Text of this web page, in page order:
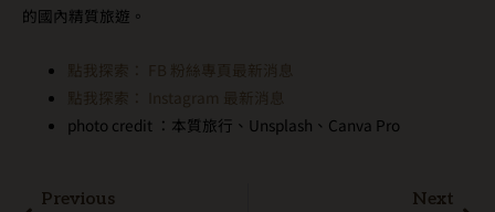
的國內精質旅遊。
點我探索： FB 粉絲專頁最新消息
點我探索： Instagram 最新消息
photo credit ：本質旅行、Unsplash、Canva Pro
Previous Next